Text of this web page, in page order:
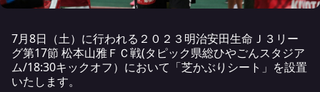
7月8日（土）に行われる２０２３明治安田生命Ｊ３リー
グ第17節 松本山雅ＦＣ戦(タピック県総ひやごんスタジア
ム/18:30キックオフ）において「芝かぶりシート」を設置
いたします。